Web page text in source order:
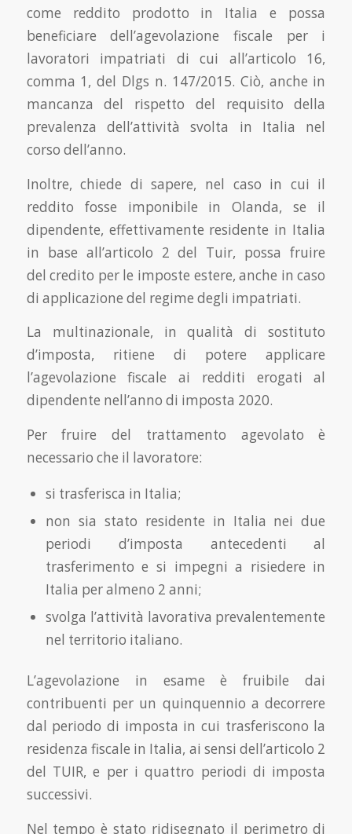
come reddito prodotto in Italia e possa
beneficiare dell’agevolazione fiscale per i
lavoratori impatriati di cui all’articolo 16,
comma 1, del Dlgs n. 147/2015. Ciò, anche in
mancanza del rispetto del requisito della
prevalenza dell’attività svolta in Italia nel
corso dell’anno.
Inoltre, chiede di sapere, nel caso in cui il
reddito fosse imponibile in Olanda, se il
dipendente, effettivamente residente in Italia
in base all’articolo 2 del Tuir, possa fruire
del credito per le imposte estere, anche in caso
di applicazione del regime degli impatriati.
La multinazionale, in qualità di sostituto
d’imposta, ritiene di potere applicare
l’agevolazione fiscale ai redditi erogati al
dipendente nell’anno di imposta 2020.
Per fruire del trattamento agevolato è
necessario che il lavoratore:
si trasferisca in Italia;
non sia stato residente in Italia nei due
periodi d’imposta antecedenti al
trasferimento e si impegni a risiedere in
Italia per almeno 2 anni;
svolga l’attività lavorativa prevalentemente
nel territorio italiano.
L’agevolazione in esame è fruibile dai
contribuenti per un quinquennio a decorrere
dal periodo di imposta in cui trasferiscono la
residenza fiscale in Italia, ai sensi dell’articolo 2
del TUIR, e per i quattro periodi di imposta
successivi.
Nel tempo è stato ridisegnato il perimetro di